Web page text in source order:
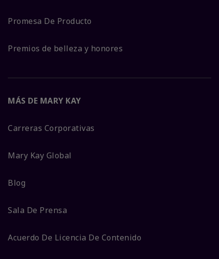
Promesa De Producto
Premios de belleza y honores
MÁS DE MARY KAY
Carreras Corporativas
Mary Kay Global
Blog
Sala De Prensa
Acuerdo De Licencia De Contenido